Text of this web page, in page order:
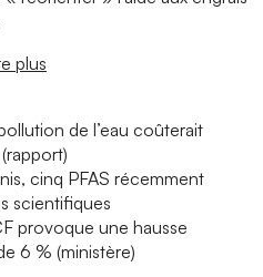
plus
de l’eau coûterait
cinq PFAS récemment
scientifiques
provoque une hausse
6 % (ministère)